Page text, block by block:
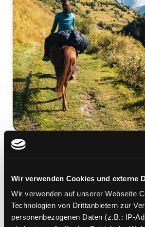
Wir verwenden Cookies und externe
Wir verwenden auf unserer Webseite
Technologien von Drittanbietern zur
personenbezogenen Daten (z.B.: IP-
Wilde Berge, weites
Mediengruppe:Sachbuch
Verfasser:Suche nach diesem
Zirner, Ana
Beschreibung ein-/ausblenden